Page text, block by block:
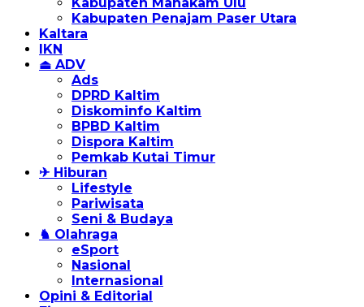
Kabupaten Penajam Paser Utara
Kaltara
IKN
⏏ ADV
Ads
DPRD Kaltim
Diskominfo Kaltim
BPBD Kaltim
Dispora Kaltim
Pemkab Kutai Timur
✈ Hiburan
Lifestyle
Pariwisata
Seni & Budaya
♞ Olahraga
eSport
Nasional
Internasional
Opini & Editorial